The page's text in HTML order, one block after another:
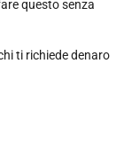
questo senza
ti richiede denaro